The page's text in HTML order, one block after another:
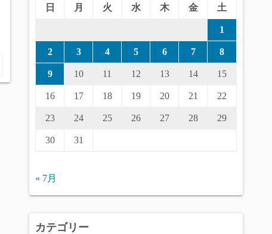
日
月 火 水 木 金 土
1
2 3 4 5 6 7 8
9 10 11 12 13 14 15
16 17 18 19 20 21 22
23 24 25 26 27 28 29
30 31
« 7月
カテゴリー